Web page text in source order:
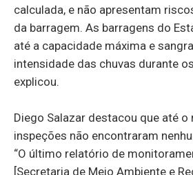
calculada, e não apresentam
da barragem. As barragens do
até a capacidade máxima e
intensidade das chuvas durante
explicou.
Diego Salazar destacou que até
inspeções não encontraram
“O último relatório de
[Secretaria de Meio Ambiente e